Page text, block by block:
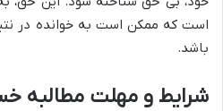
است که ممکن است به خوانده در
باشد.
شرایط و مهلت مطالبه